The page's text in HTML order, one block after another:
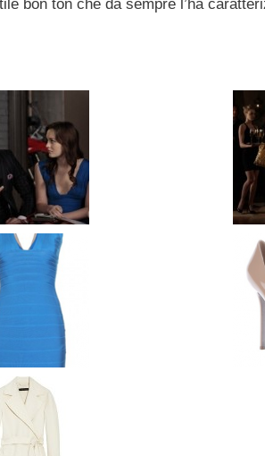
bon ton che da sempre l’ha